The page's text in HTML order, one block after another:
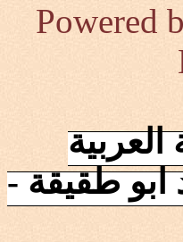
Powered
- المملكة العربية
طقيقة -